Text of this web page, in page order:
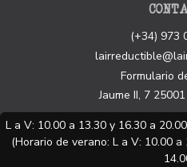
(+34) 973
Formulario
Jaume II, 7 25001
L a V: 10.00 a 13.30 y 16.30 a
(Horario de verano: L a V: 10.00